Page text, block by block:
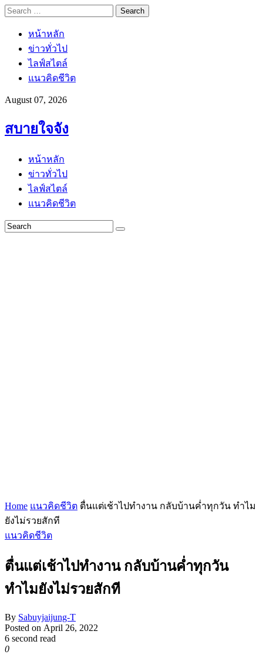
Search
for:
หน้าหลัก
ข่าวทั่วไป
ไลฟ์สไตล์
แนวคิดชีวิต
August 07, 2026
สบายใจจัง
หน้าหลัก
ข่าวทั่วไป
ไลฟ์สไตล์
แนวคิดชีวิต
Home แนวคิดชีวิต ตื่นแต่เช้าไปทำงาน กลับบ้านค่ำทุกวัน ทำไม
ยังไม่รวยสักที
แนวคิดชีวิต
ตื่นแต่เช้าไปทำงาน กลับบ้านค่ำทุกวัน
ทำไมยังไม่รวยสักที
By Sabuyjaijung-T
Posted on April 26, 2022
6 second read
0